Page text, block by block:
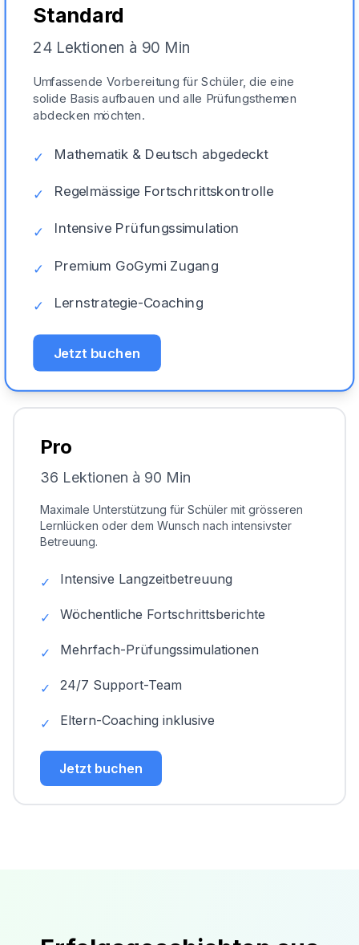
Standard
24 Lektionen à 90 Min
Umfassende Vorbereitung für Schüler, die eine
solide Basis aufbauen und alle Prüfungsthemen
abdecken möchten.
✓ Mathematik & Deutsch abgedeckt
✓ Regelmässige Fortschrittskontrolle
✓ Intensive Prüfungssimulation
✓ Premium GoGymi Zugang
✓ Lernstrategie-Coaching
Jetzt buchen
Pro
36 Lektionen à 90 Min
Maximale Unterstützung für Schüler mit grösseren
Lernlücken oder dem Wunsch nach intensivster
Betreuung.
✓ Intensive Langzeitbetreuung
✓ Wöchentliche Fortschrittsberichte
✓ Mehrfach-Prüfungssimulationen
✓ 24/7 Support-Team
✓ Eltern-Coaching inklusive
Jetzt buchen